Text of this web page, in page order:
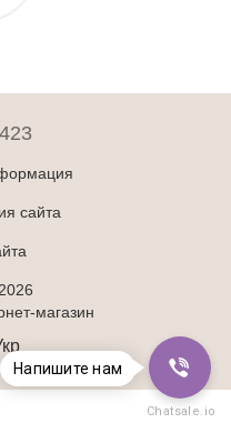
сайта
магазин
Напишите нам
Chatsale.io